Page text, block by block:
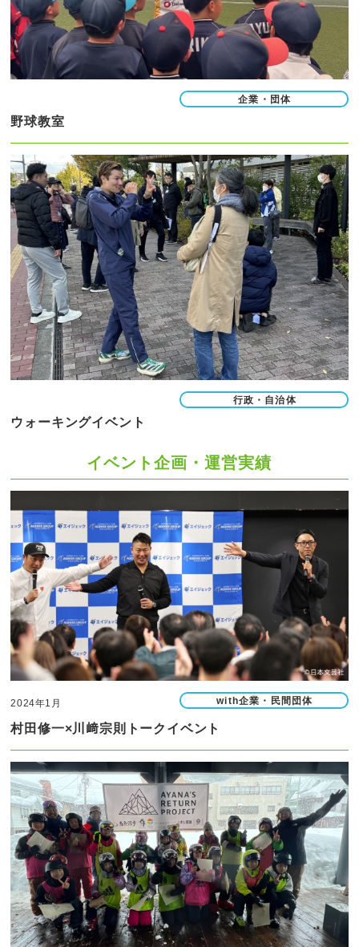
企業・団体
野球教室
行政・自治体
ウォーキングイベント
イベント企画・運営実績
2024年1月 with企業・民間団体
村田修一×川﨑宗則トークイベント